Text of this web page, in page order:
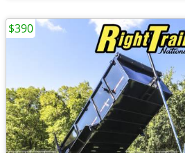
$390